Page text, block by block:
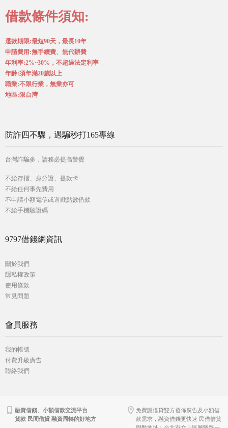
借款條件須知:
還款期限:最短90天，最長10年
申請費用:無手續費、無代辦費
年利率:2%~30%，不超過法定利率
年齡:須年滿20歲以上
職業:不限行業，無業亦可
地區:限台灣
防詐四不驟，遇騙秒打165專線
台灣詐騙多，請務必提高警覺
不給存摺、身分證、提款卡
不給任何事先費用
不申請小額電信或遊戲點數借款
不給手機驗證碼
9797借錢網資訊
關於我們
隱私權政策
使用條款
常見問題
會員服務
我的帳號
付費升級廣告
聯絡我們
融資借錢、小額借款交流平台
貸款 民間借貸 融資周轉的好地方
免費讓借貸雙方發佈廣告及小額借
款需求，融資借錢更快速 民借借貸